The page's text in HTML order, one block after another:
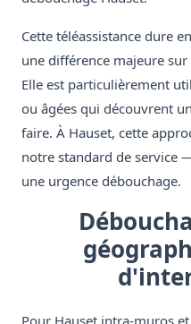
Cette téléassistance dure
une différence majeure
Elle est particulièrement
ou âgées qui découvrent
faire. À Hauset, cette
notre standard de service
une urgence débouchage.